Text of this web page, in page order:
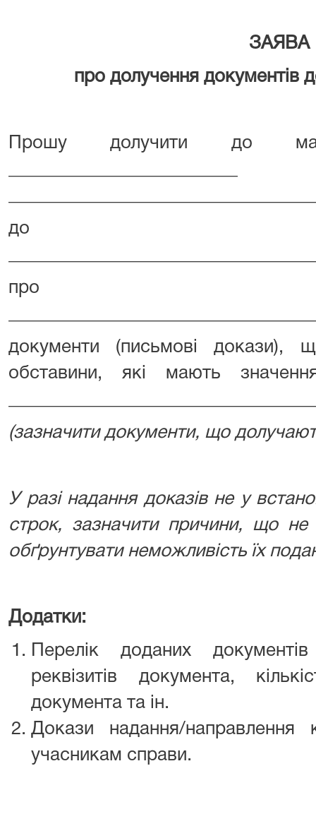
ЗАЯВА
про долучення документів
Прошу долучити до
до
про
документи (письмові докази),
обставини, які мають
(зазначити документи, що
У разі надання доказів не у
строк, зазначити причини, що не
обґрунтувати неможливість їх
Додатки:
Перелік доданих
реквізитів документа,
документа та ін.
Докази надання/направлення
учасникам справи.